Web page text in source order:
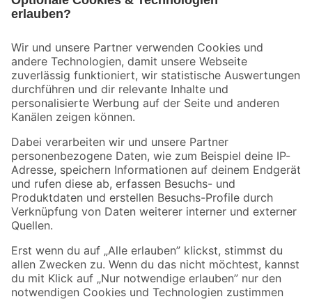
Der toom Newsletter: Keine Angebote und Aktionen mehr verpassen!
Zur Newsletter Anmeldung
Folge uns
Zahlungsarten Versandarten
Sicher einkaufen
Jetzt die toom-App herunterladen